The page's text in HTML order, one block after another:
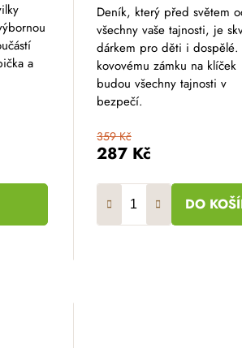
a
287 Kč
359 Kč
DO
Deník, který před světem
všechny vaše tajnosti, je
dárkem pro děti i dospělé.
kovovému zámku na klíček
budou všechny tajnosti v
bezpečí.